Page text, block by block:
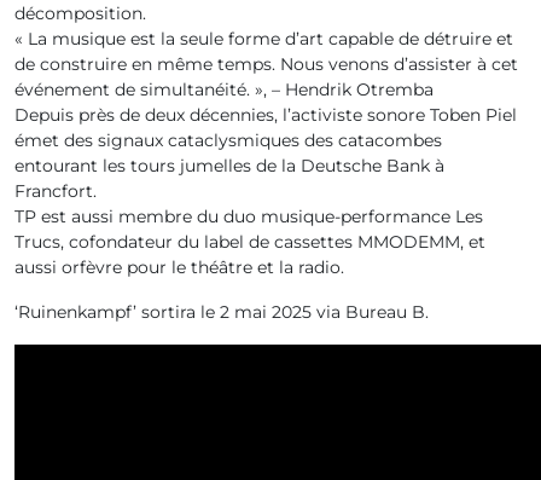
décomposition.
« La musique est la seule forme d’art capable de détruire et
de construire en même temps. Nous venons d’assister à cet
événement de simultanéité. », – Hendrik Otremba
Depuis près de deux décennies, l’activiste sonore Toben Piel
émet des signaux cataclysmiques des catacombes
entourant les tours jumelles de la Deutsche Bank à
Francfort.
TP est aussi membre du duo musique-performance Les
Trucs, cofondateur du label de cassettes MMODEMM, et
aussi orfèvre pour le théâtre et la radio.
‘Ruinenkampf’ sortira le 2 mai 2025 via Bureau B.